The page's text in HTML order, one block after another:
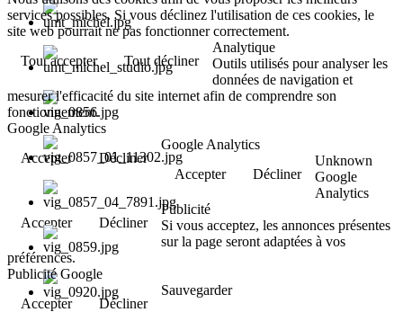
services possibles. Si vous déclinez l'utilisation de ces cookies, le
site web pourrait ne pas fonctionner correctement.
Tout accepter
Tout décliner
Analytique
Outils utilisés pour analyser les
données de navigation et
mesurer l'efficacité du site internet afin de comprendre son
fonctionnement.
Google Analytics
Accepter
Décliner
Google Analytics
Accepter
Décliner
Unknown
Google
Analytics
Accepter
Décliner
Publicité
Si vous acceptez, les annonces présentes
sur la page seront adaptées à vos
préférences.
Publicité Google
Accepter
Décliner
Sauvegarder